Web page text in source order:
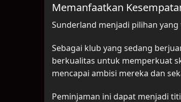
Memanfaatkan
Sunderland menjadi pilihan
Sebagai klub yang sedang
berkualitas untuk memperkuat
mencapai ambisi mereka dan
Peminjaman ini dapat menjadi